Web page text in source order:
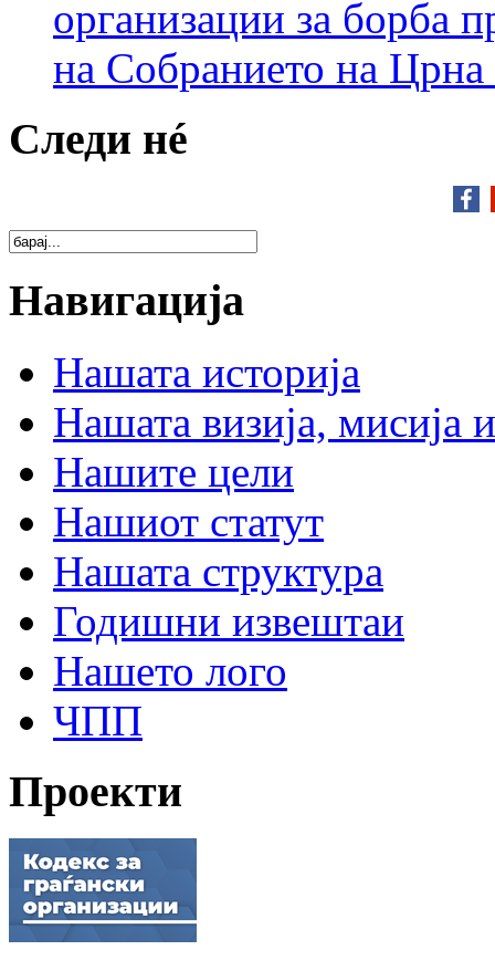
организации за борба
на Собранието на Црна
Следи нé
Навигација
Нашата историја
Нашата визија, мисија и
Нашите цели
Нашиот статут
Нашата структура
Годишни извештаи
Нашето лого
ЧПП
Проекти